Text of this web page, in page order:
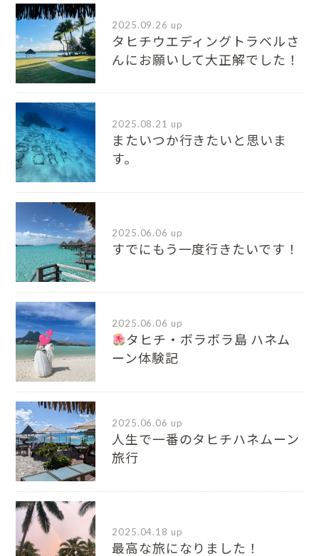
2025.09.26 up
タヒチウエディングトラベルさ
んにお願いして大正解でした！
2025.08.21 up
またいつか行きたいと思いま
す。
2025.06.06 up
すでにもう一度行きたいです！
2025.06.06 up
タヒチ・ボラボラ島 ハネム
ーン体験記
2025.06.06 up
人生で一番のタヒチハネムーン
旅行
2025.04.18 up
最高な旅になりました！